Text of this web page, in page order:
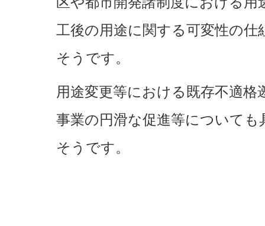
工後の用途に関する可変性の
そうです。
用途変更等における既存不適格
事業の円滑な促進等について
そうです。